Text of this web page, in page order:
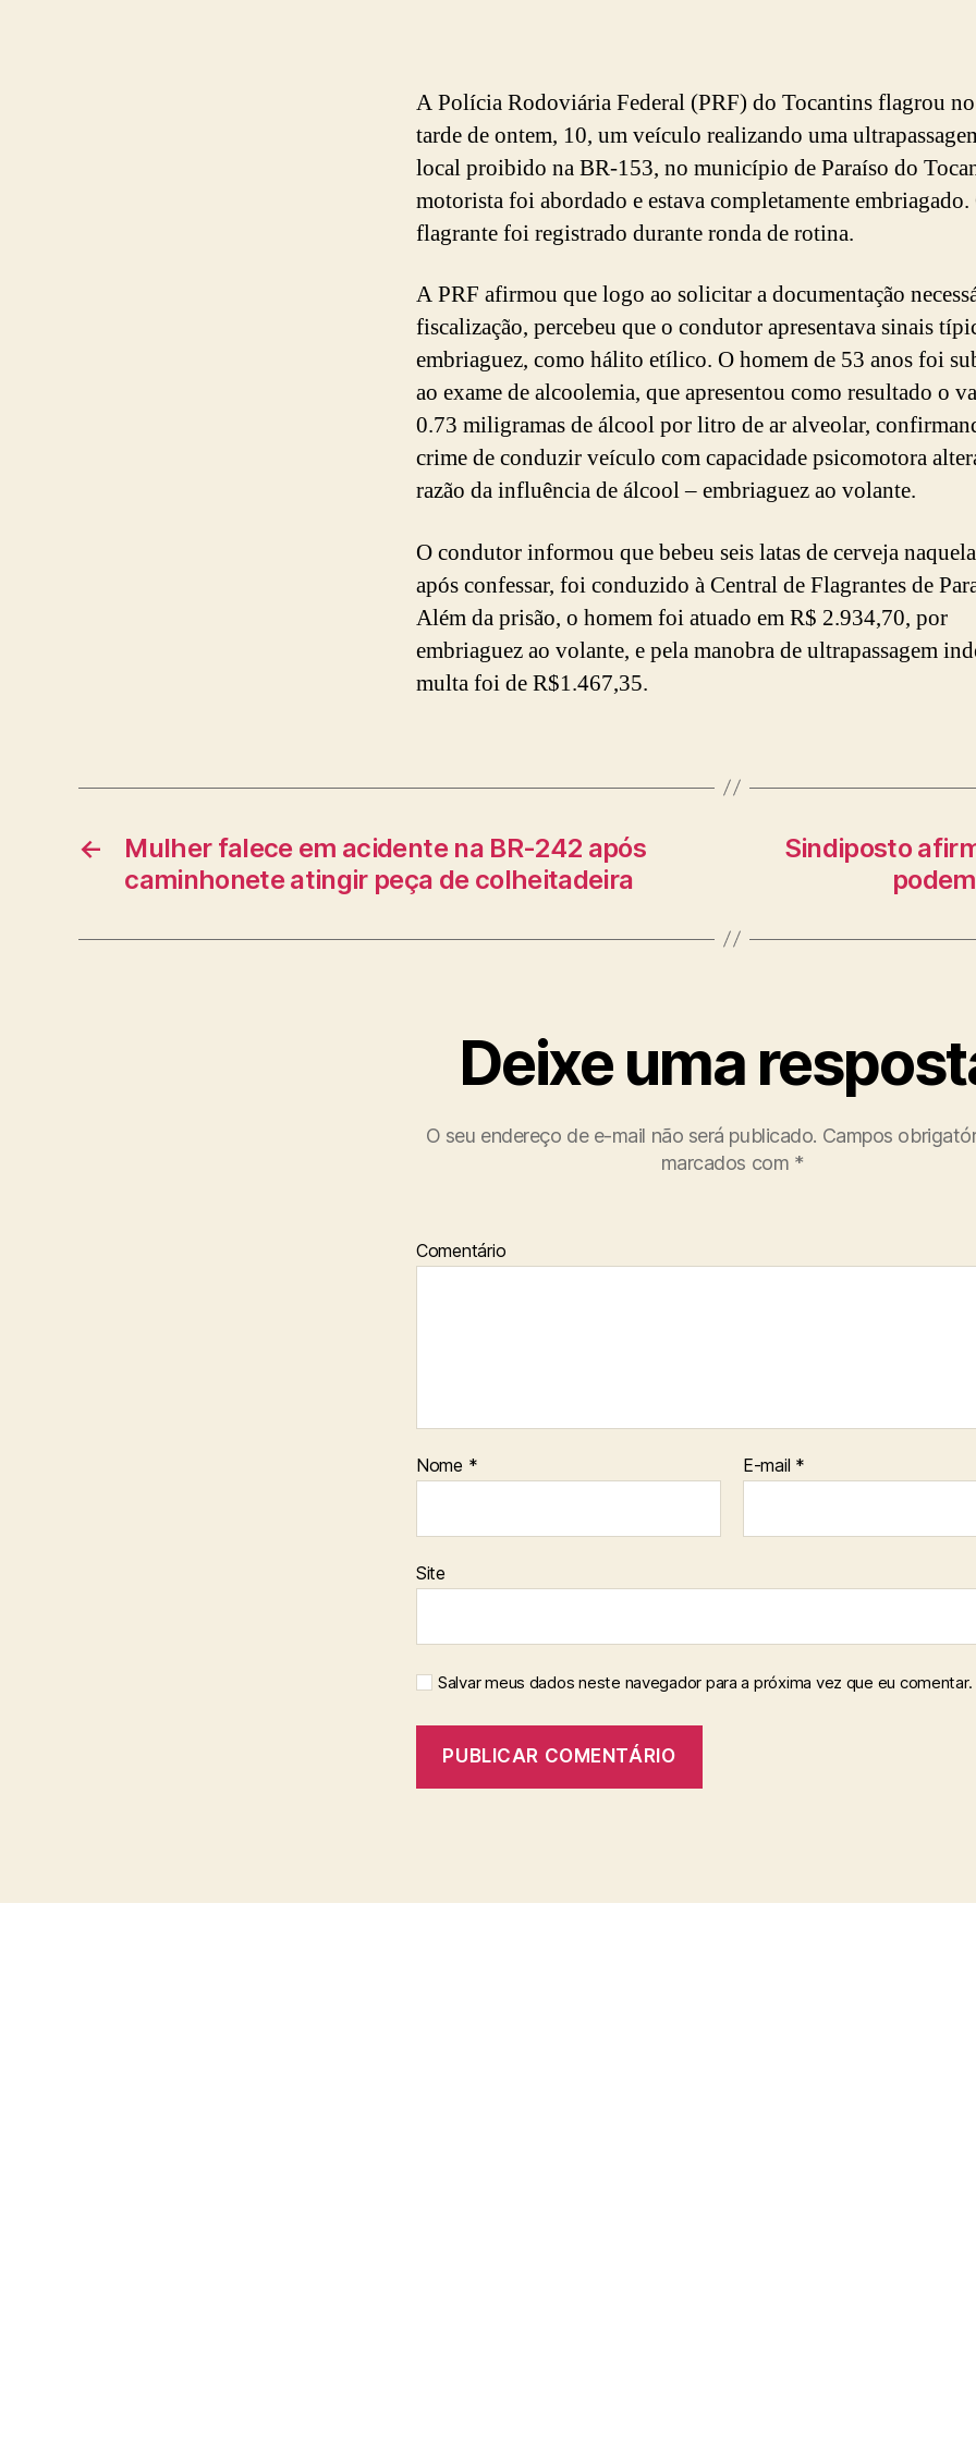
A Polícia Rodoviária Federal (PRF) do Tocantins flagrou
tarde de ontem, 10, um veículo realizando uma
local proibido na BR-153, no município de Paraíso do
motorista foi abordado e estava completamente embriagado.
flagrante foi registrado durante ronda de rotina.
A PRF afirmou que logo ao solicitar a documentação
fiscalização, percebeu que o condutor apresentava sinais
embriaguez, como hálito etílico. O homem de 53 anos foi
ao exame de alcoolemia, que apresentou como resultado o
0.73 miligramas de álcool por litro de ar alveolar,
crime de conduzir veículo com capacidade psicomotora
razão da influência de álcool – embriaguez ao volante.
O condutor informou que bebeu seis latas de cerveja
após confessar, foi conduzido à Central de Flagrantes de
Além da prisão, o homem foi atuado em R$ 2.934,70, por
embriaguez ao volante, e pela manobra de ultrapassagem
multa foi de R$1.467,35.
←
Mulher falece em acidente na BR-242 após
caminhonete atingir peça de colheitadeira
Sindiposto
Deixe uma
O seu endereço de e-mail não será publicado. Campos
marcados com *
Comentário
Nome * E-mail *
Site
Salvar meus dados neste navegador para a próxima vez que eu comentar.